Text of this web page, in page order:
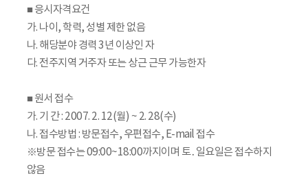
■ 응시자격요건
가. 나이, 학력, 성별 제한 없음
나. 해당분야 경력 3년 이상인 자
다. 전주지역 거주자 또는 상근 근무 가능한자
■ 원서 접수
가. 기 간 : 2007. 2. 12(월) ~ 2. 28(수)
나. 접수방법 : 방문접수, 우편접수, E-mail 접수
※방문 접수는 09:00~18:00까지이며 토․일요일은 접수하지
않음